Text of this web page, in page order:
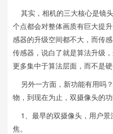
其实，相机的三大核心是镜
个点都会对整体画质有巨大提
感器的升级空间都不大，而传
传感器，说白了就是算法升级
更多集中于算法层面，而不是硬
另外一方面，新功能有用吗
物，到现在为止，双摄像头的
1、最早的双摄像头，用户景
焦。